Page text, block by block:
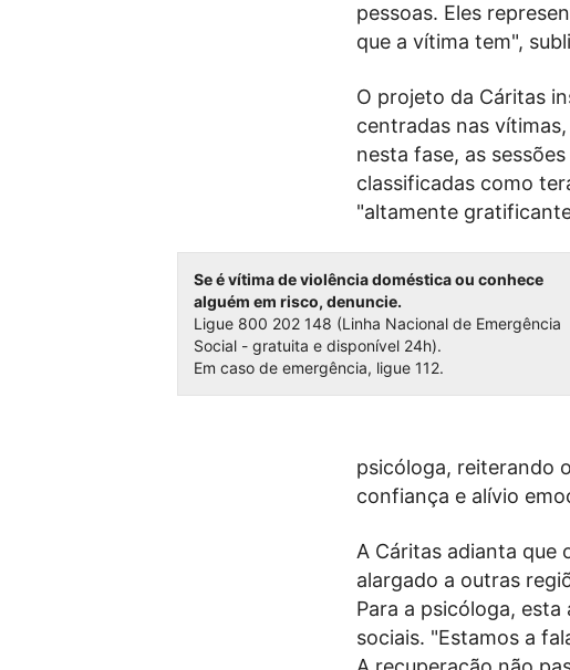
pessoas. Eles
que a vítima tem",
O projeto da Cáritas
centradas nas
nesta fase, as
classificadas como
"altamente
Se é vítima de violência doméstica ou conhece
alguém em risco, denuncie.
Ligue 800 202 148 (Linha Nacional de Emergência
Social - gratuita e disponível 24h).
Em caso de emergência, ligue 112.
psicóloga, reiterando
confiança e alívio
A Cáritas adianta que
alargado a outras
Para a psicóloga,
sociais. "Estamos a